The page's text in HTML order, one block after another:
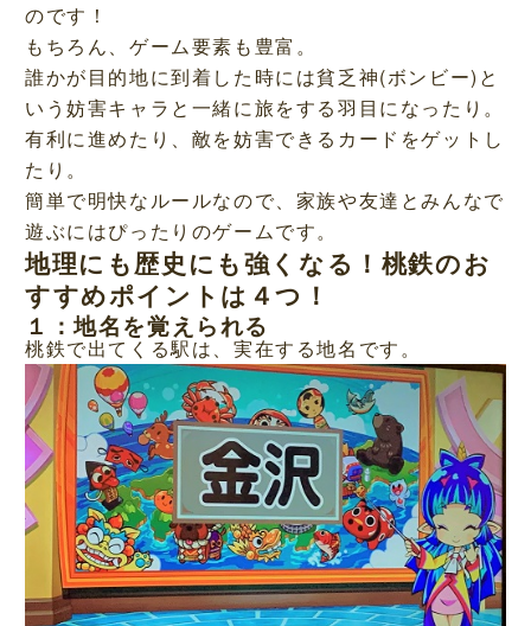
のです！
もちろん、ゲーム要素も豊富。
誰かが目的地に到着した時には貧乏神(ボンビー)と
いう妨害キャラと一緒に旅をする羽目になったり。
有利に進めたり、敵を妨害できるカードをゲットし
たり。
簡単で明快なルールなので、家族や友達とみんなで
遊ぶにはぴったりのゲームです。
地理にも歴史にも強くなる！桃鉄のお
すすめポイントは４つ！
１：地名を覚えられる
桃鉄で出てくる駅は、実在する地名です。